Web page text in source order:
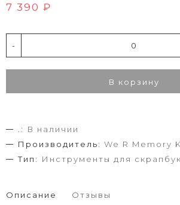
7 390 ₽
-
В корзину
.:
В наличии
Производитель: We R Memory
Тип:
Инструменты для
Описание Отзывы